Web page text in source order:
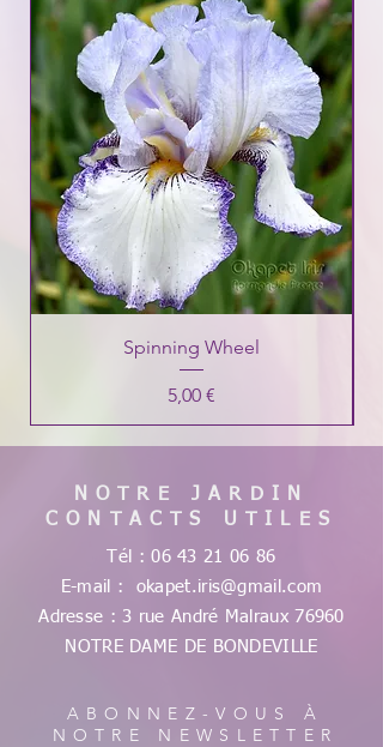
Spinning Wheel
Prix
5,00 €
NOTRE JARDIN
CONTACTS UTILES
Tél :06 43 21 06 86
E-mail : okapet.iris@gmail.com
Adresse : 3 rue André Malraux 76960
NOTRE DAME DE BONDEVILLE
ABONNEZ-VOUS À
NOTRE NEWSLETTER